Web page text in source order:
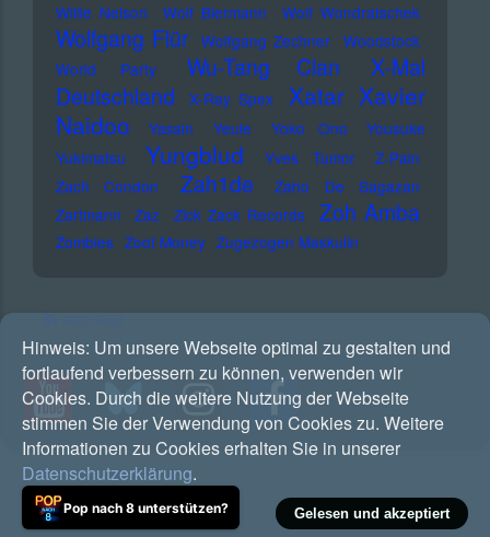
Willie Nelson
Wolf Biermann Wolf Wondratschek
Wolfgang Flür Wolfgang Zechner
Woodstock
World Party
Wu-Tang Clan
X-Mal
Deutschland
X-Ray Spex Xatar Xavier
Naidoo
Yassin Yeule Yoko Ono
Yousuke
Yukimatsu
Yungblud Yves Tumor
Z-Pain
Zach Condon
Zah1de
Zaho De Sagazan
Zartmann
Zaz Zick Zack Records Zoh Amba
Zombies Zoot Money Zugezogen Maskulin
Hinweis: Um unsere Webseite optimal zu gestalten und
fortlaufend verbessern zu können, verwenden wir
Cookies. Durch die weitere Nutzung der Webseite
stimmen Sie der Verwendung von Cookies zu. Weitere
Informationen zu Cookies erhalten Sie in unserer
Datenschutzerklärung.
Gelesen und akzeptiert
Pop nach 8 unterstützen?